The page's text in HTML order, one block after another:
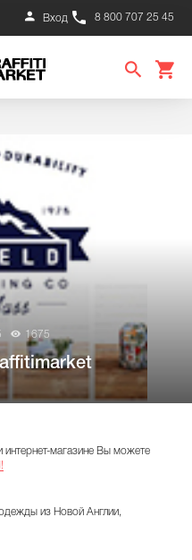
8 800 707 25 45
Вход
1675
интернет-магазине Вы можете
из Новой Англии,